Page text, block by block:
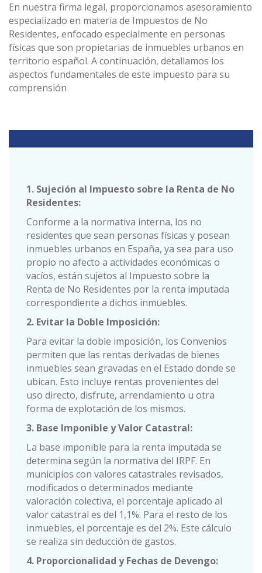
En nuestra firma legal, proporcionamos asesoramiento
especializado en materia de Impuestos de No
Residentes, enfocado especialmente en personas
físicas que son propietarias de inmuebles urbanos en
territorio español. A continuación, detallamos los
aspectos fundamentales de este impuesto para su
comprensión
1. Sujeción al Impuesto sobre la Renta de No
Residentes:
Conforme a la normativa interna, los no
residentes que sean personas físicas y posean
inmuebles urbanos en España, ya sea para uso
propio no afecto a actividades económicas o
vacíos, están sujetos al Impuesto sobre la
Renta de No Residentes por la renta imputada
correspondiente a dichos inmuebles.
2. Evitar la Doble Imposición:
Para evitar la doble imposición, los Convenios
permiten que las rentas derivadas de bienes
inmuebles sean gravadas en el Estado donde se
ubican. Esto incluye rentas provenientes del
uso directo, disfrute, arrendamiento u otra
forma de explotación de los mismos.
3. Base Imponible y Valor Catastral:
La base imponible para la renta imputada se
determina según la normativa del IRPF. En
municipios con valores catastrales revisados,
modificados o determinados mediante
valoración colectiva, el porcentaje aplicado al
valor catastral es del 1,1%. Para el resto de los
inmuebles, el porcentaje es del 2%. Este cálculo
se realiza sin deducción de gastos.
4. Proporcionalidad y Fechas de Devengo: